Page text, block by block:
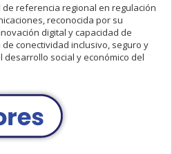
referencia regional en regulación
reconocida por su
digital y capacidad de
conectividad inclusivo, seguro y
desarrollo social y económico del